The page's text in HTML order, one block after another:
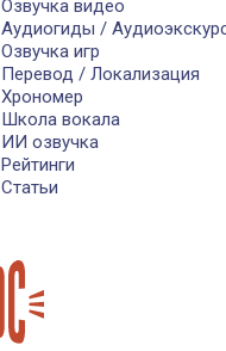
Озвучка видео
Аудиогиды /
Озвучка игр
Перевод / Локализация
Хрономер
Школа вокала
ИИ озвучка
Рейтинги
Статьи